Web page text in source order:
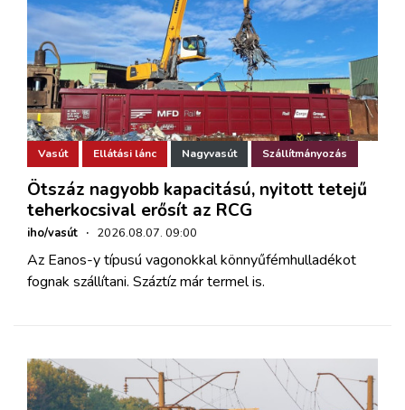
Vasút Ellátási lánc Nagyvasút Szállítmányozás
Ötszáz nagyobb kapacitású, nyitott tetejű
teherkocsival erősít az RCG
iho/vasút · 2026.08.07. 09:00
Az Eanos-y típusú vagonokkal könnyűfémhulladékot
fognak szállítani. Száztíz már termel is.